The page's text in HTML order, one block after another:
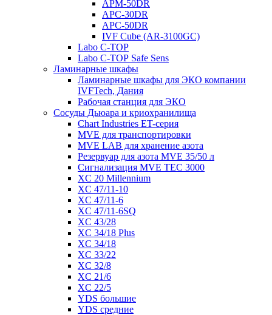
APM-50DR
APC-30DR
APC-50DR
IVF Cube (AR-3100GC)
Labo С-ТОР
Labo С-ТОР Safe Sens
Ламинарные шкафы
Ламинарные шкафы для ЭКО компании
IVFTech, Дания
Рабочая станция для ЭКО
Сосуды Дьюара и криохранилища
Chart Industries ET-серия
MVE для транспортировки
MVE LAB для хранение азота
Резервуар для азота MVE 35/50 л
Сигнализация MVE TEC 3000
XC 20 Millennium
XC 47/11-10
XC 47/11-6
XC 47/11-6SQ
XC 43/28
XC 34/18 Plus
XC 34/18
XC 33/22
XC 32/8
XC 21/6
XC 22/5
YDS большие
YDS средние